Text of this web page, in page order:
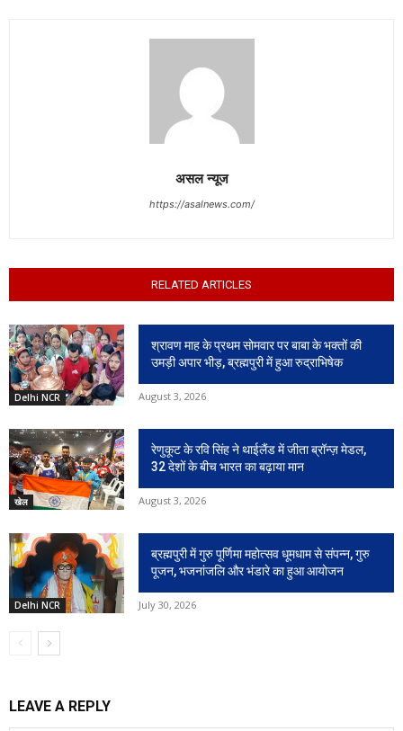
असल न्यूज
https://asalnews.com/
RELATED ARTICLES
Delhi NCR
श्रावण माह के प्रथम सोमवार पर बाबा के भक्तों की
उमड़ी अपार भीड़, ब्रह्मपुरी में हुआ रुद्राभिषेक
August 3, 2026
खेल
रेणुकूट के रवि सिंह ने थाईलैंड में जीता ब्रॉन्ज़ मेडल,
32 देशों के बीच भारत का बढ़ाया मान
August 3, 2026
Delhi NCR
ब्रह्मपुरी में गुरु पूर्णिमा महोत्सव धूमधाम से संपन्न, गुरु
पूजन, भजनांजलि और भंडारे का हुआ आयोजन
July 30, 2026
LEAVE A REPLY